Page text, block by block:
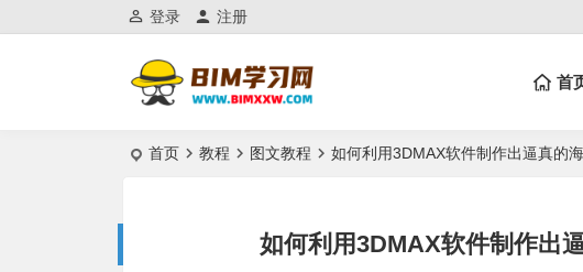
登录 注册
首
首页 教程 图文教程 如何利用3DMAX软件制作出逼真的
如何利用3DMAX软件制作出